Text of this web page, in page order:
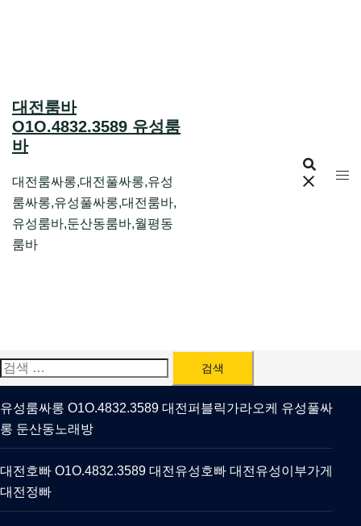
대전룸바
O1O.4832.3589 유성룸
바
대전룸싸롱,대전풀싸롱,유성
룸싸롱,유성풀싸롱,대전룸바,
유성룸바,둔산동룸바,월평동
룸바
검
색:
유성룸싸롱 O1O.4832.3589 대전퍼블릭가라오케 유성풀싸
롱 둔산동노래방
대전호빠 O1O.4832.3589 대전유성호빠 대전유성이부가게
대전정빠